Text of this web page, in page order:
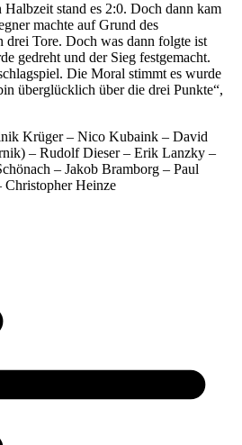
Halbzeit stand es 2:0. Doch dann kam
machte auf Grund des
drei Tore. Doch was dann folgte ist
gedreht und der Sieg festgemacht.
Die Moral stimmt es wurde
überglücklich über die drei Punkte“,
Krüger – Nico Kubaink – David
– Rudolf Dieser – Erik Lanzky –
– Jakob Bramborg – Paul
Christopher Heinze